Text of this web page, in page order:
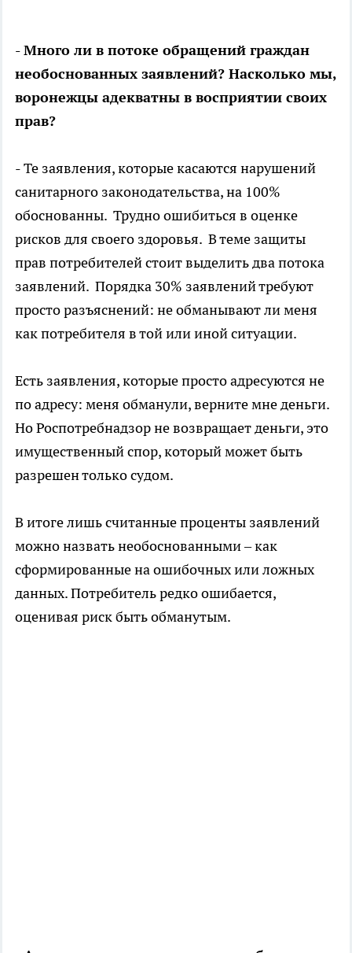
- Много ли в потоке обращений граждан
необоснованных заявлений? Насколько мы,
воронежцы адекватны в восприятии своих
прав?
- Те заявления, которые касаются нарушений
санитарного законодательства, на 100%
обоснованны. Трудно ошибиться в оценке
рисков для своего здоровья. В теме защиты
прав потребителей стоит выделить два потока
заявлений. Порядка 30% заявлений требуют
просто разъяснений: не обманывают ли меня
как потребителя в той или иной ситуации.
Есть заявления, которые просто адресуются не
по адресу: меня обманули, верните мне деньги.
Но Роспотребнадзор не возвращает деньги, это
имущественный спор, который может быть
разрешен только судом.
В итоге лишь считанные проценты заявлений
можно назвать необоснованными – как
сформированные на ошибочных или ложных
данных. Потребитель редко ошибается,
оценивая риск быть обманутым.